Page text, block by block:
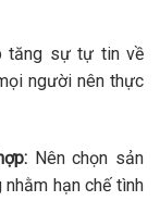
tăng sự tự tin về
người nên thực
Nên chọn sản
hạn chế tình